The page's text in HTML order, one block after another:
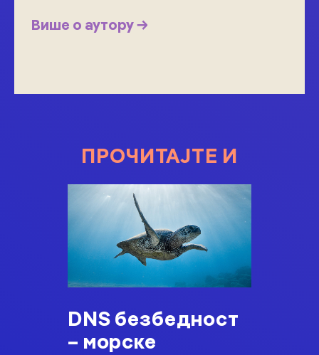
Више о аутору →
ПРОЧИТАЈТЕ И
DNS безбедност
– морске